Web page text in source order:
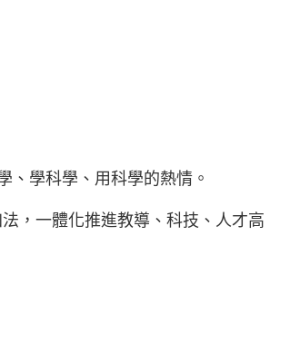
、學科學、用科學的熱情。
，一體化推進教導、科技、人才高